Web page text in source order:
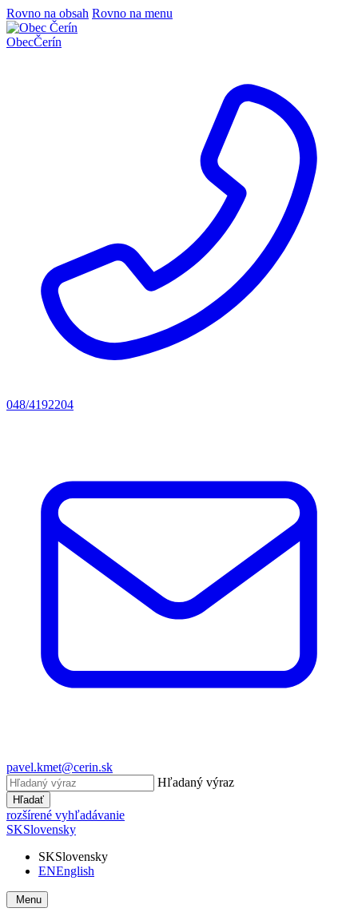
Rovno na obsah Rovno na menu
ObecČerín
048/4192204
pavel.kmet@cerin.sk
Hľadaný výraz
Hľadať
rozšírené vyhľadávanie
SKSlovensky
SKSlovensky
ENEnglish
Menu